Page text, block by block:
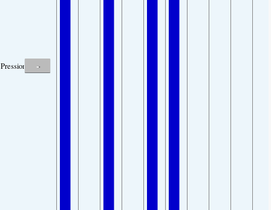
Pression -